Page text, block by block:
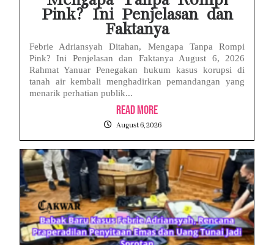
Pink? Ini Penjelasan dan
Faktanya
Febrie Adriansyah Ditahan, Mengapa Tanpa Rompi
Pink? Ini Penjelasan dan Faktanya August 6, 2026
Rahmat Yanuar Penegakan hukum kasus korupsi di
tanah air kembali menghadirkan pemandangan yang
menarik perhatian publik...
Read More
August 6, 2026